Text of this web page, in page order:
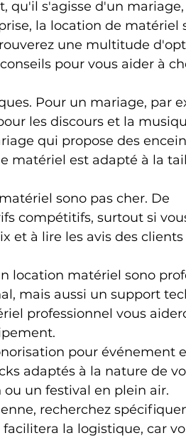
qu'il s'agisse d'un
la location de matériel
une multitude
pour vous aider à
Pour un mariage, par
les discours et la
qui propose des
matériel est adapté à la
sono pas cher. De
compétitifs, surtout si
et à lire les avis des
location matériel sono
mais aussi un support
professionnel vous
pour événement
adaptés à la nature de
un festival en plein air.
recherchez
la logistique, car